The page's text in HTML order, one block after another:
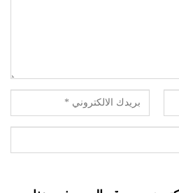
لتبقى حية. إنها الفكرة الحية
في زمن تخلَّفَ فيه
وترسم لهم معالم النهوض
في المستقبل القريب.”